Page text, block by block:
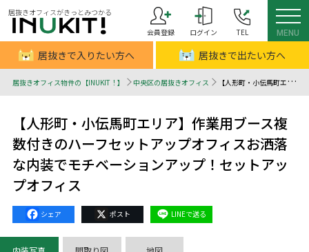
居抜きオフィスがきっとみつかる
会員登録
ログイン TEL MENU
居抜きで入りたい方へ 居抜きで出たい方へ
居抜きオフィス物件の【INUKIT！】 中央区の居抜きオフィス 【人形町・小伝馬町エリア】作業用ブース複数付きのハーフセットアップオフィスお洒落な内装でモチベーションアップ！セットアップオフィス - 居抜きオフィスはINUKIT！（イヌキット）
【人形町・小伝馬町エリア】作業用ブース複
数付きのハーフセットアップオフィスお洒落
な内装でモチベーションアップ！セットアッ
プオフィス
Facebook
X Line